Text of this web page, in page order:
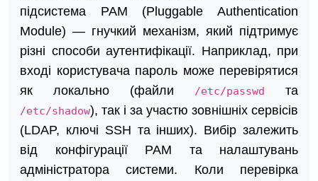
підсистема PAM (Pluggable Authentication
Module) — гнучкий механізм, який підтримує
різні способи аутентифікації. Наприклад, при
вході користувача пароль може перевірятися
як локально (файли
/etc/passwd та
/etc/shadow), так і за участю зовнішніх сервісів
(LDAP, ключі SSH та інших). Вибір залежить
від конфігурації PAM та налаштувань
адміністратора системи. Коли перевірка